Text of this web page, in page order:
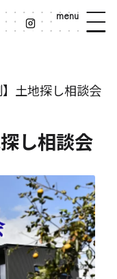
menu
】土地探し相談会
し相談会